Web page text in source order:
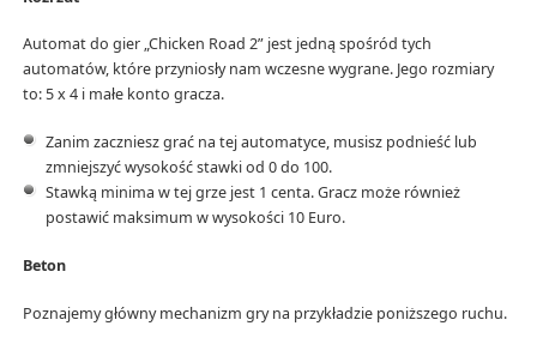
Automat do gier „Chicken Road 2” jest jedną spośród tych
automatów, które przyniosły nam wczesne wygrane. Jego rozmiary
to: 5 x 4 i małe konto gracza.
Zanim zaczniesz grać na tej automatyce, musisz podnieść lub
zmniejszyć wysokość stawki od 0 do 100.
Stawką minima w tej grze jest 1 centa. Gracz może również
postawić maksimum w wysokości 10 Euro.
Beton
Poznajemy główny mechanizm gry na przykładzie poniższego ruchu.